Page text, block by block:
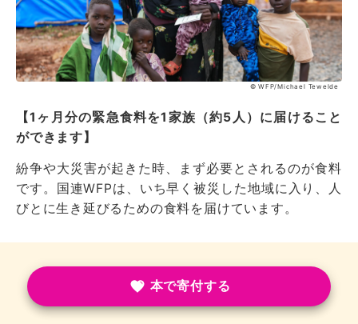
© WFP/Michael Tewelde
【1ヶ月分の緊急食料を1家族（約5人）に届けること
ができます】
紛争や大災害が起きた時、まず必要とされるのが食料
です。国連WFPは、いち早く被災した地域に入り、人
びとに生き延びるための食料を届けています。
本で寄付する